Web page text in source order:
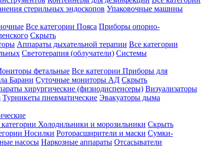
стерильных эндоскопов Упаковочные машины
Все категории Пояса Приборы опорно-
Скрыть
Аппараты дыхательной терапии Все категории
Светотерапия (облучатели) Системы
фетальные Все категории Приборы для
Барани Суточные мониторы АД Скрыть
хирургические (физиодиспенсеры) Визуализаторы
Турникеты пневматические Эвакуаторы дыма
Холодильники и морозильники Скрыть
Носилки Роторасширители и маски Сумки-
насосы Наркозные аппараты Отсасыватели